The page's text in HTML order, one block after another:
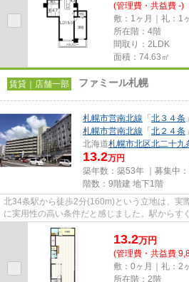
(管理費・共益費 -)
敷：1ヶ月｜礼：1
所在階：4階
間取り：2LDK
面積：74.63㎡
賃貸｜店舗一部 ファミール札幌
札幌市営南北線 「 北３４条
札幌市営南北線 「 北２４条
北海道札幌市北区北二十九
13.2万円
築年数：築53年 ｜募集中：
階数：9階建 地下1階
北34条駅から徒歩2分(160m)という立地は、実
に実用性の高い条件だと感じました。駅からす
とで、通勤のしやすさはもちろ...
13.2万円
(管理費・共益費
敷：0ヶ月｜礼：2
所在階：2階